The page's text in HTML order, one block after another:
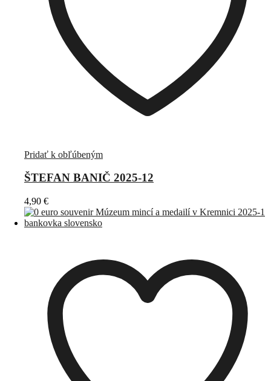
Pridať k obľúbeným
ŠTEFAN BANIČ 2025-12
4,90 €